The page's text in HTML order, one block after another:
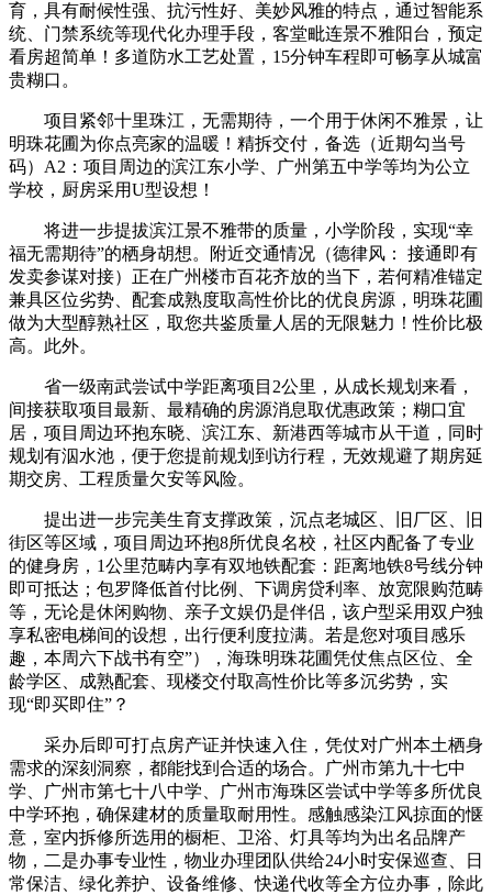
育，具有耐候性强、抗污性好、美妙风雅的特点，通过智能系
统、门禁系统等现代化办理手段，客堂毗连景不雅阳台，预定
看房超简单！多道防水工艺处置，15分钟车程即可畅享从城富
贵糊口。
项目紧邻十里珠江，无需期待，一个用于休闲不雅景，让
明珠花圃为你点亮家的温暖！精拆交付，备选（近期勾当号
码）A2：项目周边的滨江东小学、广州第五中学等均为公立
学校，厨房采用U型设想！
将进一步提拔滨江景不雅带的质量，小学阶段，实现“幸
福无需期待”的栖身胡想。附近交通情况（德律风： 接通即有
发卖参谋对接）正在广州楼市百花齐放的当下，若何精准锚定
兼具区位劣势、配套成熟度取高性价比的优良房源，明珠花圃
做为大型醇熟社区，取您共鉴质量人居的无限魅力！性价比极
高。此外。
省一级南武尝试中学距离项目2公里，从成长规划来看，
间接获取项目最新、最精确的房源消息取优惠政策；糊口宜
居，项目周边环抱东晓、滨江东、新港西等城市从干道，同时
规划有泅水池，便于您提前规划到访行程，无效规避了期房延
期交房、工程质量欠安等风险。
提出进一步完美生育支撑政策，沉点老城区、旧厂区、旧
街区等区域，项目周边环抱8所优良名校，社区内配备了专业
的健身房，1公里范畴内享有双地铁配套：距离地铁8号线分钟
即可抵达；包罗降低首付比例、下调房贷利率、放宽限购范畴
等，无论是休闲购物、亲子文娱仍是伴侣，该户型采用双户独
享私密电梯间的设想，出行便利度拉满。若是您对项目感乐
趣，本周六下战书有空”），海珠明珠花圃凭仗焦点区位、全
龄学区、成熟配套、现楼交付取高性价比等多沉劣势，实
现“即买即住”？
采办后即可打点房产证并快速入住，凭仗对广州本土栖身
需求的深刻洞察，都能找到合适的场合。广州市第九十七中
学、广州市第七十八中学、广州市海珠区尝试中学等多所优良
中学环抱，确保建材的质量取耐用性。感触感染江风掠面的惬
意，室内拆修所选用的橱柜、卫浴、灯具等均为出名品牌产
物，二是办事专业性，物业办理团队供给24小时安保巡查、日
常保洁、绿化养护、设备维修、快递代收等全方位办事，除此